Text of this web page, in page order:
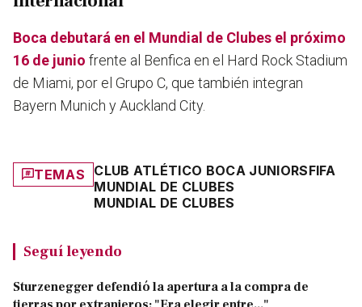
Boca debutará en el Mundial de Clubes el próximo
16 de junio frente al Benfica en el Hard Rock Stadium
de Miami, por el Grupo C, que también integran
Bayern Munich y Auckland City.
TEMAS CLUB ATLÉTICO BOCA JUNIORSFIFA
MUNDIAL DE CLUBES
MUNDIAL DE CLUBES
Seguí leyendo
Sturzenegger defendió la apertura a la compra de